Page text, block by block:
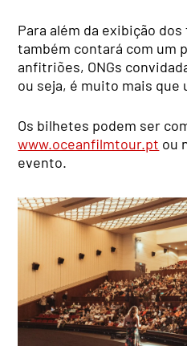
Para além da exibição
também contará com um
anfitriões, ONGs
ou seja, é muito mais que
Os bilhetes podem ser
www.oceanfilmtour.pt ou
evento.